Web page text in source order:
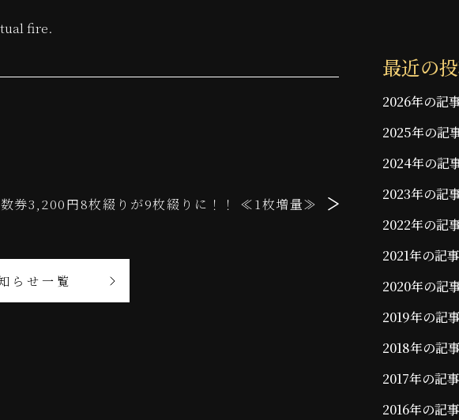
fire.
券3,200円8枚綴りが9枚綴りに！！ ≪1枚増量≫
らせ一覧
最近の
2026年の記
2025年の記
2024年の記
2023年の記
2022年の記
2021年の記
2020年の記
2019年の記
2018年の記
2017年の記
2016年の記